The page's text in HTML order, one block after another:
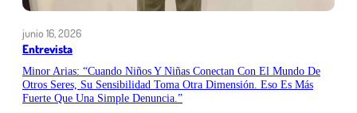
como
si
lectores
de
otra
época.
junio 16, 2026
Entrevista
Minor Arias: “Cuando Niños Y Niñas Conectan Con El Mundo De
Otros Seres, Su Sensibilidad Toma Otra Dimensión. Eso Es Más
Fuerte Que Una Simple Denuncia.”